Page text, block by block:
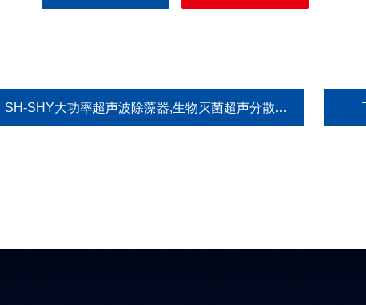
SH-SHY大功率超声波除藻器,生物灭菌超声分散设备